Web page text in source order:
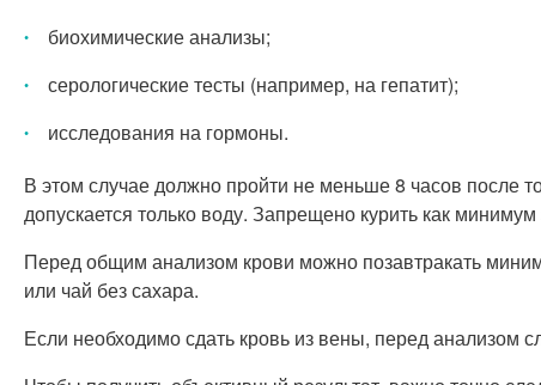
биохимические анализы;
серологические тесты (например, на гепатит);
исследования на гормоны.
В этом случае должно пройти не меньше 8 часов после
допускается только воду. Запрещено курить как
Перед общим анализом крови можно позавтракать
или чай без сахара.
Если необходимо сдать кровь из вены, перед анализом